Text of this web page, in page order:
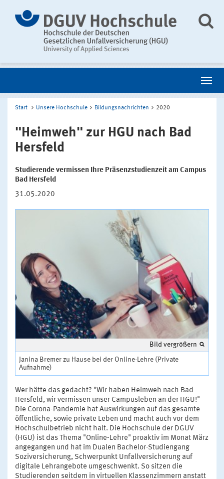
Start Unsere Hochschule Bildungsnachrichten 2020
"Heimweh" zur HGU nach Bad
Hersfeld
Studierende vermissen Ihre Präsenzstudienzeit am Campus
Bad Hersfeld
31.05.2020
Bild vergrößern
Janina Bremer zu Hause bei der Online-Lehre (Private
Aufnahme)
Wer hätte das gedacht? "Wir haben Heimweh nach Bad
Hersfeld, wir vermissen unser Campusleben an der HGU!"
Die Corona-Pandemie hat Auswirkungen auf das gesamte
öffentliche, sowie private Leben und macht auch vor dem
Hochschulbetrieb nicht halt. Die Hochschule der DGUV
(HGU) ist das Thema "Online-Lehre" proaktiv im Monat März
angegangen und hat im Dualen Bachelor-Studiengang
Soziversicherung, Schwerpunkt Unfallversicherung auf
digitale Lehrangebote umgeschwenkt. So sitzen die
Studierenden seitdem in virtuellen Klassenzimmern anstatt